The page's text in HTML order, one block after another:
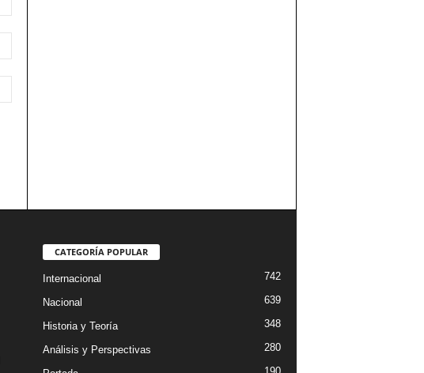
CATEGORÍA POPULAR
Internacional 742
Nacional 639
Historia y Teoría 348
Análisis y Perspectivas 280